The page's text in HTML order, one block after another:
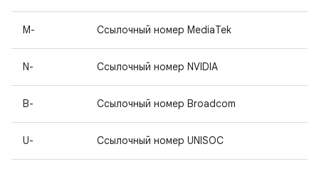
M- Ссылочный номер MediaTek
N- Ссылочный номер NVIDIA
B- Ссылочный номер Broadcom
U- Ссылочный номер UNISOC